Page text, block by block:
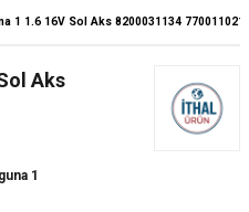
1 1.6 16V Sol Aks 8200031134
Aks
1